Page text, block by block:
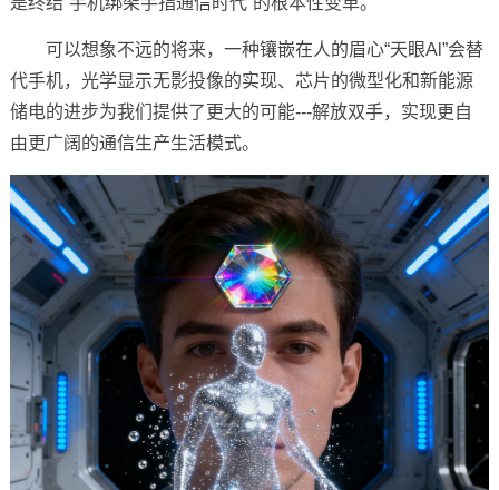
可以想象不远的将来，一种镶嵌在人的眉心“天眼Al”会替
代手机，光学显示无影投像的实现、芯片的微型化和新能源
储电的进步为我们提供了更大的可能---解放双手，实现更自
由更广阔的通信生产生活模式。